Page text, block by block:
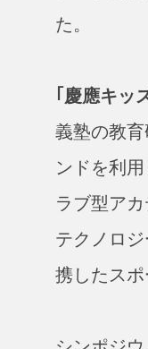
た。
｢慶應キッ
義塾の教
ンドを利
ラブ型ア
テクノロ
携したスポ